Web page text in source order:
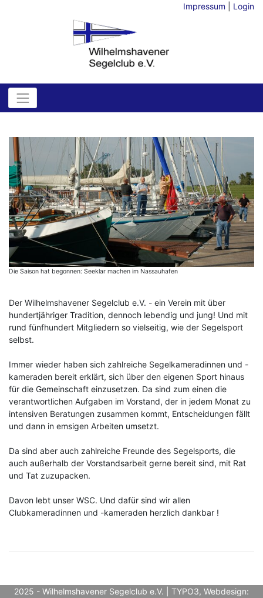
Impressum Login
Die Saison hat begonnen: Seeklar machen im Nassauhafen
Der Wilhelmshavener Segelclub e.V. - ein Verein mit über
hundertjähriger Tradition, dennoch lebendig und jung! Und mit
rund fünfhundert Mitgliedern so vielseitig, wie der Segelsport
selbst.
Immer wieder haben sich zahlreiche Segelkameradinnen und -
kameraden bereit erklärt, sich über den eigenen Sport hinaus
für die Gemeinschaft einzusetzen. Da sind zum einen die
verantwortlichen Aufgaben im Vorstand, der in jedem Monat zu
intensiven Beratungen zusammen kommt, Entscheidungen fällt
und dann in emsigen Arbeiten umsetzt.
Da sind aber auch zahlreiche Freunde des Segelsports, die
auch außerhalb der Vorstandsarbeit gerne bereit sind, mit Rat
und Tat zuzupacken.
Davon lebt unser WSC. Und dafür sind wir allen
Clubkameradinnen und -kameraden herzlich dankbar !
2025 - Wilhelmshavener Segelclub e.V. | TYPO3, Webdesign: